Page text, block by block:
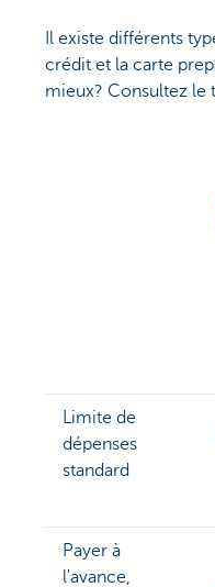
Il existe différents
crédit et la carte
mieux? Consultez le
Limite de
dépenses
standard
Payer à
l'avance,